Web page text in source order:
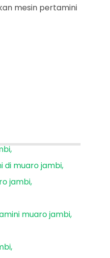
mesin pertamini
di muaro jambi
jambi
muaro jambi